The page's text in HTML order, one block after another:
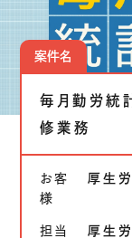
コンセプト
SERVICE
事業紹介製品ソリューシ
J's Works
FLEXSCHE
クラウドソリュー
受託開発
生成AIソリューシ
案件名
毎月勤労統
修業務
お客
様
厚生
担当
厚生